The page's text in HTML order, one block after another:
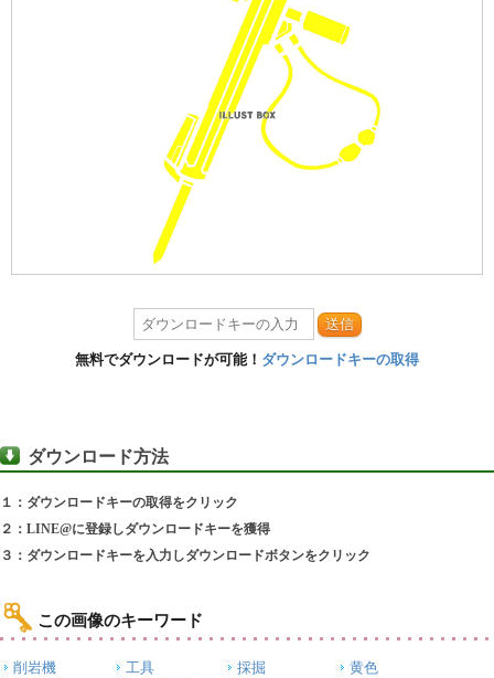
送信
無料でダウンロードが可能！ ダウンロードキーの取得
ダウンロード方法
１：ダウンロードキーの取得をクリック
２：LINE@に登録しダウンロードキーを獲得
３：ダウンロードキーを入力しダウンロードボタンをクリック
この画像のキーワード
削岩機 工具 採掘
黄色